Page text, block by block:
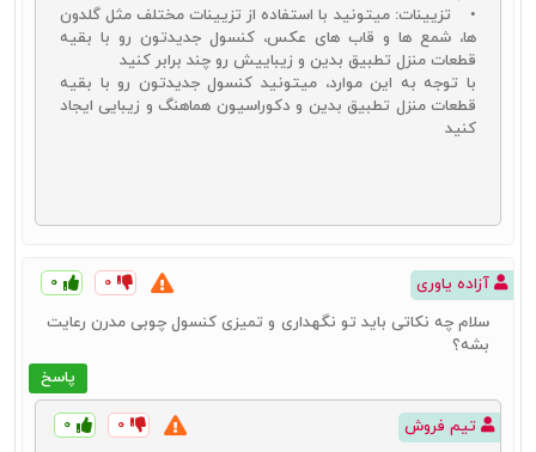
• تزیینات: میتونید با استفاده از تزیینات مختلف مثل گلدون‌
ها، شمع‌ ها و قاب‌ های عکس، کنسول جدیدتون رو با بقیه
قطعات منزل تطبیق بدین و زیباییش رو چند برابر کنید
با توجه به این موارد، میتونید کنسول جدیدتون رو با بقیه
قطعات منزل تطبیق بدین و دکوراسیون هماهنگ و زیبایی ایجاد
کنید
آزاده یاوری ۰ ۰
پاسخ
سلام چه نکاتی باید تو نگهداری و تمیزی کنسول چوبی مدرن رعایت
بشه؟
تیم فروش ۰ ۰